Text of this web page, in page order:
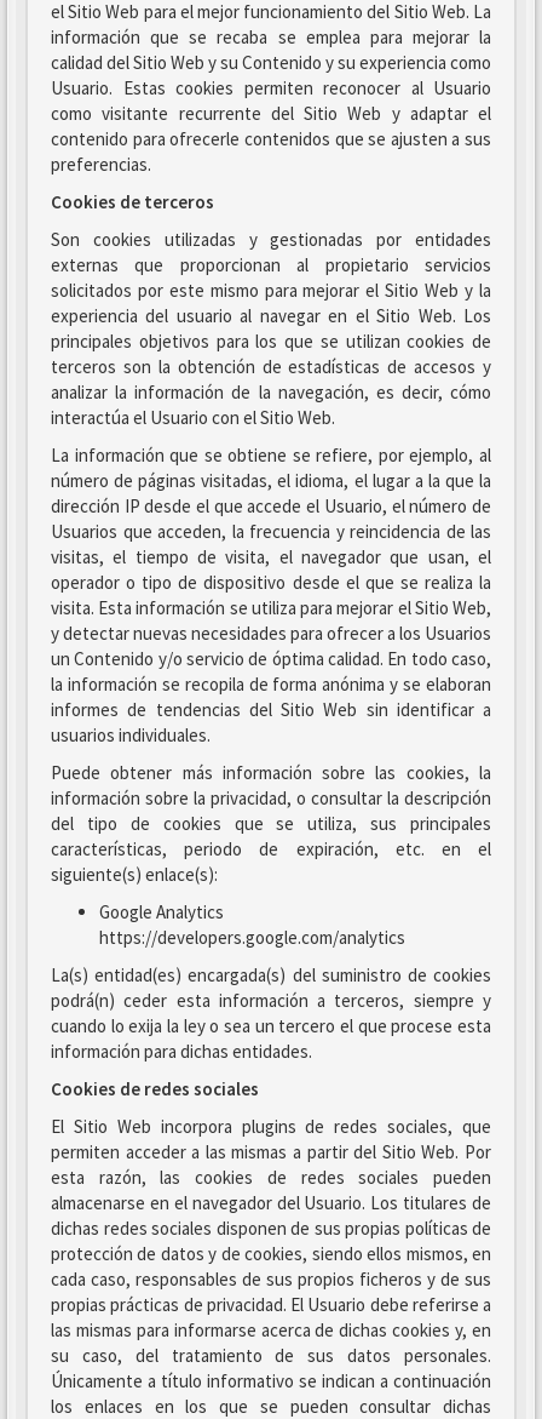
el Sitio Web para el mejor funcionamiento del Sitio Web. La
información que se recaba se emplea para mejorar la
calidad del Sitio Web y su Contenido y su experiencia como
Usuario. Estas cookies permiten reconocer al Usuario
como visitante recurrente del Sitio Web y adaptar el
contenido para ofrecerle contenidos que se ajusten a sus
preferencias.
Cookies de terceros
Son cookies utilizadas y gestionadas por entidades
externas que proporcionan al propietario servicios
solicitados por este mismo para mejorar el Sitio Web y la
experiencia del usuario al navegar en el Sitio Web. Los
principales objetivos para los que se utilizan cookies de
terceros son la obtención de estadísticas de accesos y
analizar la información de la navegación, es decir, cómo
interactúa el Usuario con el Sitio Web.
La información que se obtiene se refiere, por ejemplo, al
número de páginas visitadas, el idioma, el lugar a la que la
dirección IP desde el que accede el Usuario, el número de
Usuarios que acceden, la frecuencia y reincidencia de las
visitas, el tiempo de visita, el navegador que usan, el
operador o tipo de dispositivo desde el que se realiza la
visita. Esta información se utiliza para mejorar el Sitio Web,
y detectar nuevas necesidades para ofrecer a los Usuarios
un Contenido y/o servicio de óptima calidad. En todo caso,
la información se recopila de forma anónima y se elaboran
informes de tendencias del Sitio Web sin identificar a
usuarios individuales.
Puede obtener más información sobre las cookies, la
información sobre la privacidad, o consultar la descripción
del tipo de cookies que se utiliza, sus principales
características, periodo de expiración, etc. en el
siguiente(s) enlace(s):
Google Analytics
https://developers.google.com/analytics
La(s) entidad(es) encargada(s) del suministro de cookies
podrá(n) ceder esta información a terceros, siempre y
cuando lo exija la ley o sea un tercero el que procese esta
información para dichas entidades.
Cookies de redes sociales
El Sitio Web incorpora plugins de redes sociales, que
permiten acceder a las mismas a partir del Sitio Web. Por
esta razón, las cookies de redes sociales pueden
almacenarse en el navegador del Usuario. Los titulares de
dichas redes sociales disponen de sus propias políticas de
protección de datos y de cookies, siendo ellos mismos, en
cada caso, responsables de sus propios ficheros y de sus
propias prácticas de privacidad. El Usuario debe referirse a
las mismas para informarse acerca de dichas cookies y, en
su caso, del tratamiento de sus datos personales.
Únicamente a título informativo se indican a continuación
los enlaces en los que se pueden consultar dichas